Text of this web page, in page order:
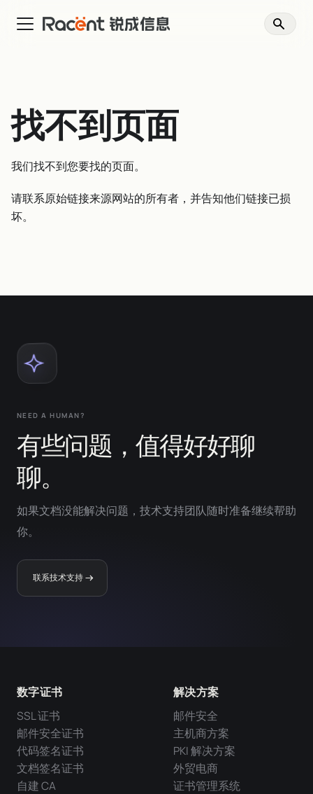
找不到页面
我们找不到您要找的页面。
请联系原始链接来源网站的所有者，并告知他们链接已损
坏。
NEED A HUMAN?
有些问题，值得好好聊
聊。
如果文档没能解决问题，技术支持团队随时准备继续帮助
你。
联系技术支持
数字证书
SSL 证书
邮件安全证书
代码签名证书
文档签名证书
自建 CA
解决方案
邮件安全
主机商方案
PKI 解决方案
外贸电商
证书管理系统